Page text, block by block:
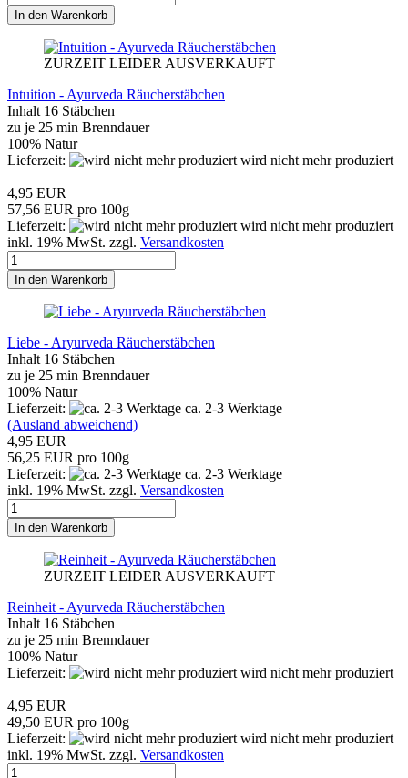
In den Warenkorb
ZURZEIT LEIDER AUSVERKAUFT
Intuition - Ayurveda Räucherstäbchen
Inhalt 16 Stäbchen
zu je 25 min Brenndauer
100% Natur
Lieferzeit:
wird nicht mehr produziert
4,95 EUR
57,56 EUR pro 100g
Lieferzeit:
wird nicht mehr produziert
inkl. 19% MwSt. zzgl. Versandkosten
In den Warenkorb
Liebe - Aryurveda Räucherstäbchen
Inhalt 16 Stäbchen
zu je 25 min Brenndauer
100% Natur
Lieferzeit:
ca. 2-3 Werktage
(Ausland abweichend)
4,95 EUR
56,25 EUR pro 100g
Lieferzeit:
ca. 2-3 Werktage
inkl. 19% MwSt. zzgl. Versandkosten
In den Warenkorb
ZURZEIT LEIDER AUSVERKAUFT
Reinheit - Ayurveda Räucherstäbchen
Inhalt 16 Stäbchen
zu je 25 min Brenndauer
100% Natur
Lieferzeit:
wird nicht mehr produziert
4,95 EUR
49,50 EUR pro 100g
Lieferzeit:
wird nicht mehr produziert
inkl. 19% MwSt. zzgl. Versandkosten